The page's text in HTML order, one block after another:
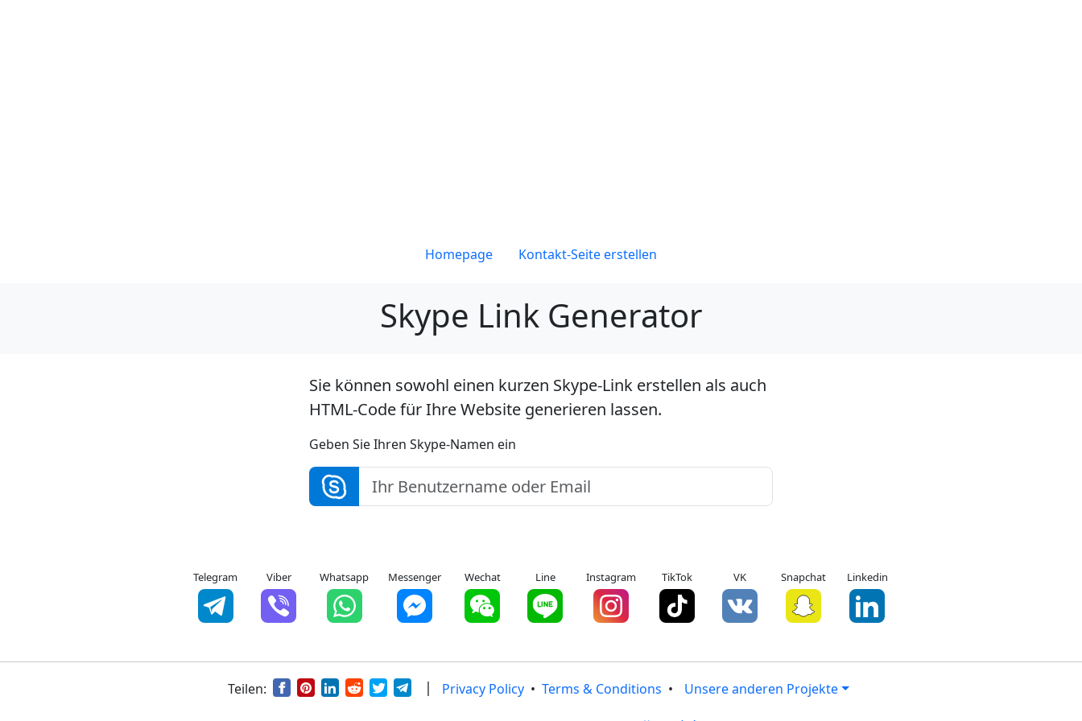
Homepage Kontakt-Seite erstellen
Skype Link Generator
Sie können sowohl einen kurzen Skype-Link erstellen als auch
HTML-Code für Ihre Website generieren lassen.
Geben Sie Ihren Skype-Namen ein
Telegram Viber Whatsapp Messenger Wechat Line Instagram TikTok VK Snapchat Linkedin
Teilen: | Privacy Policy • Terms & Conditions • Unsere anderen Projekte